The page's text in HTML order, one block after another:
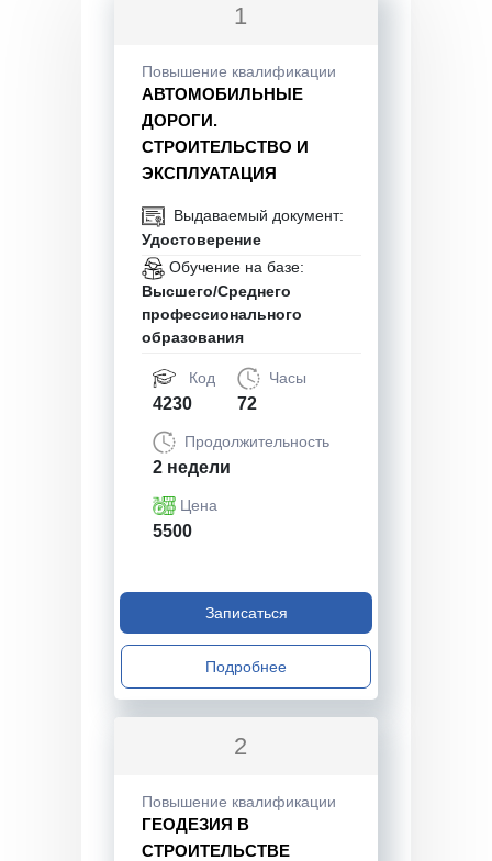
1
Повышение квалификации
АВТОМОБИЛЬНЫЕ
ДОРОГИ.
СТРОИТЕЛЬСТВО И
ЭКСПЛУАТАЦИЯ
Выдаваемый документ:
Удостоверение
Обучение на базе:
Высшего/Среднего
профессионального
образования
Код
4230
Часы
72
Продолжительность
2 недели
Цена
5500
Записаться
Подробнее
2
Повышение квалификации
ГЕОДЕЗИЯ В
СТРОИТЕЛЬСТВЕ